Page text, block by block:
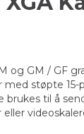
og GM / GF
med støpte
brukes til å